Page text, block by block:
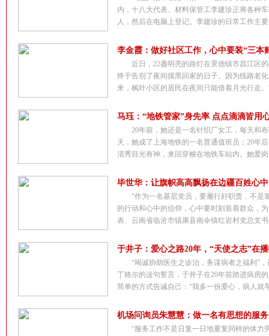
内，十八大代表、材料保管工李建珍正将各种
人，然后在电脑上登记。李建珍的日常工作主
李金霞：做好社区工作，心中要装“三本
近日，22盏明亮的路灯在景德镇市昌江区
终于告别了夜间摸黑回家的日子。因为线路老
来，枫叶小区的居民在夜间只能借着月光行走
马珏：“地铁管家”身先率 点点滴滴皆用
20年前，她还是一名针织厂女工，每天和
天，她成了上海地铁的一名普通值班员；20年
清秀目光有神，来回穿梭在地铁车站内。她爱
毕世华：让旗帜高高飘扬在边疆百姓心中
“作为一名基层党员，要履行好职责，不是
的行动和心中的信仰，心中要时刻装着群众，
表、云南省临沧市镇康县南伞镇红岩村党总支
于井子：爱心之路20年，“天使之志”在
“竭诚协助医生之诊治，务谋病者之福利”
丁格尔的这句誓言，于井子在20年前踏进病房
简单的方式告诫自己：“我多一份爱心，病人就
机场问询员朱慧慧：做一名有思想的服
“服务工作不是日复一日地重复同样的体力